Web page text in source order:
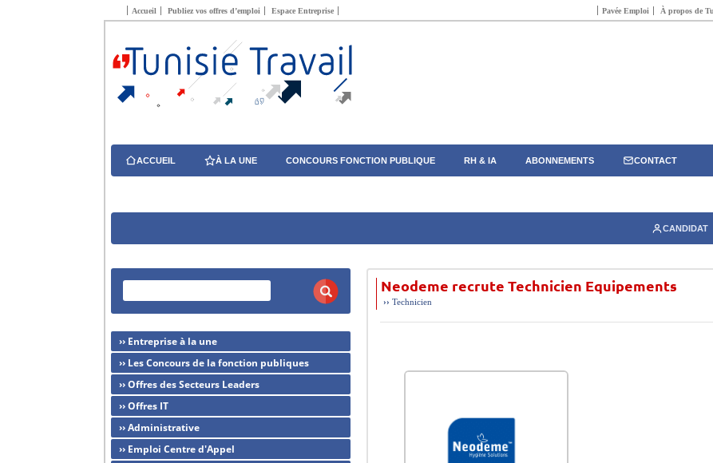
Accueil Publiez vos offres d’emploi Espace Entreprise Pavée Emploi À propos de
ACCUEIL À LA UNE CONCOURS FONCTION PUBLIQUE RH & IA ABONNEMENTS CONTACT
CANDIDAT
Neodeme recrute Technicien Equipements
›› Technicien
›› Entreprise à la une
›› Les Concours de la fonction publiques
›› Offres des Secteurs Leaders
›› Offres IT
›› Administrative
›› Emploi Centre d'Appel